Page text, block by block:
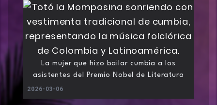
La mujer que hizo bailar cumbia a los
asistentes del Premio Nobel de Literatura
2026-03-06